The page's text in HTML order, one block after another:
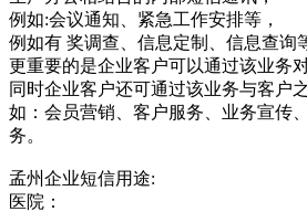
例如:会议通知、紧急工作安排等，
例如有 奖调查、信息定制、信息查询
更重要的是企业客户可以通过该业务
同时企业客户还可通过该业务与客户
如：会员营销、客户服务、业务宣传
务。
孟州企业短信用途:
医院：